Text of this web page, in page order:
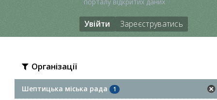
Увійти Зареєструватись
Організації
Шептицька міська рада 1